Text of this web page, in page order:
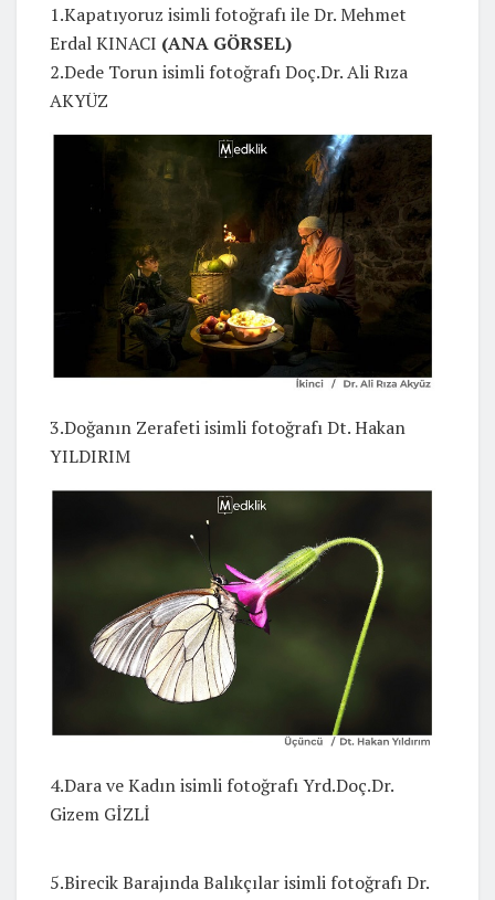
1.Kapatıyoruz isimli fotoğrafı ile Dr. Mehmet
Erdal KINACI (ANA GÖRSEL)
2.Dede Torun isimli fotoğrafı Doç.Dr. Ali Rıza
AKYÜZ
3.Doğanın Zerafeti isimli fotoğrafı Dt. Hakan
YILDIRIM
4.Dara ve Kadın isimli fotoğrafı Yrd.Doç.Dr.
Gizem GİZLİ
5.Birecik Barajında Balıkçılar isimli fotoğrafı Dr.